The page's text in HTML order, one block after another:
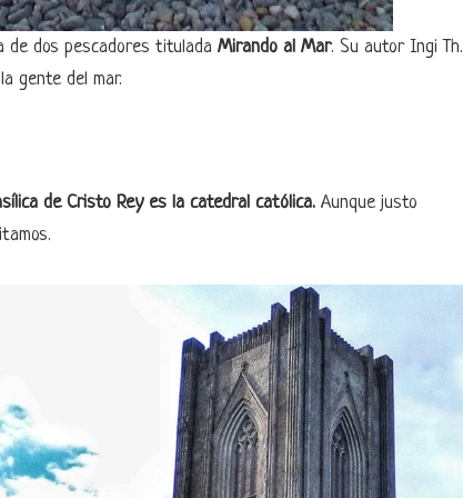
de dos pescadores titulada Mirando al Mar. Su autor Ingi Th.
gente del mar.
de Cristo Rey es la catedral católica. Aunque justo